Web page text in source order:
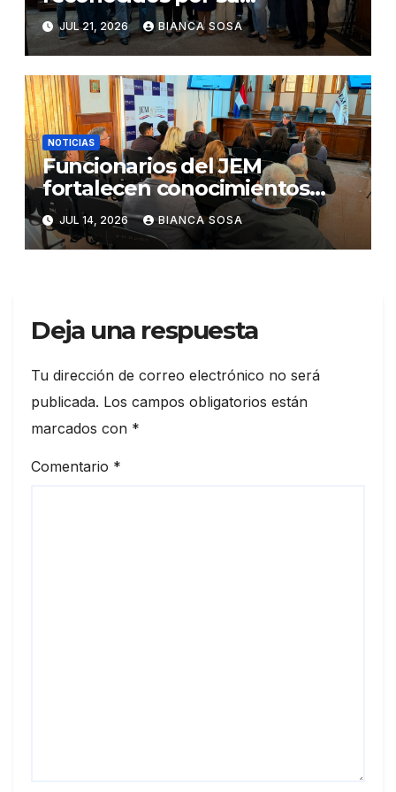
participación en el concurso
«Lemas sobre Ética e
Integridad Institucional»
JUL 21, 2026 BIANCA SOSA
NOTICIAS
Funcionarios del JEM
fortalecen conocimientos
sobre administración de
contratos públicos
JUL 14, 2026 BIANCA SOSA
Deja una respuesta
Tu dirección de correo electrónico no será
publicada. Los campos obligatorios están
marcados con *
Comentario *